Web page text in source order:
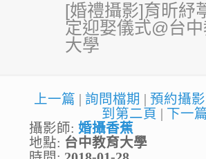
[婚禮攝影]育昕紓
定迎娶儀式@台
大學
上一篇 詢問檔期 預約攝影
到第二頁
下一篇
攝影師: 婚攝香蕉
地點: 台中教育大學